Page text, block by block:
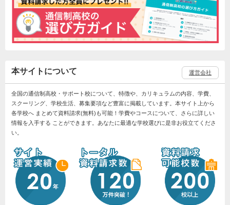
本サイトについて 運営会社
全国の通信制高校・サポート校について、特徴や、カリキュラムの内容、学費、
スクーリング、学校生活、募集要項など豊富に掲載しています。本サイト上から
各学校へ まとめて資料請求(無料)も可能！学費やコースについて、さらに詳しい
情報を入手する ことができます。あなたに最適な学校選びに是非お役立てくださ
い。